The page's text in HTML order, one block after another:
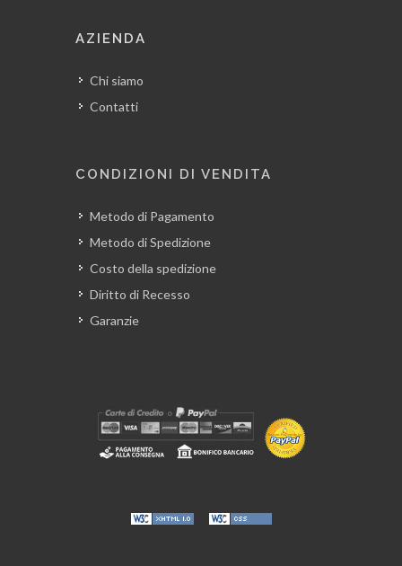
AZIENDA
Chi siamo
Contatti
CONDIZIONI DI VENDITA
Metodo di Pagamento
Metodo di Spedizione
Costo della spedizione
Diritto di Recesso
Garanzie